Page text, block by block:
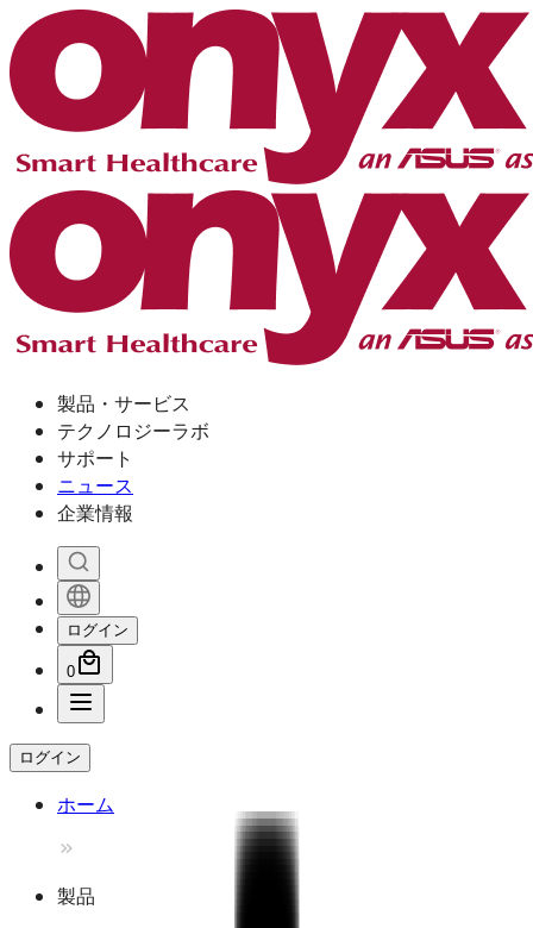
製品・サービス
テクノロジーラボ
サポート
ニュース
企業情報
ログイン
0
ログイン
ホーム
製品